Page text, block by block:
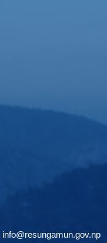
info@resungamun.gov.np